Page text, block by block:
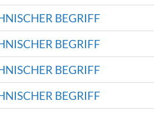
BEGRIFF
BEGRIFF
BEGRIFF
BEGRIFF